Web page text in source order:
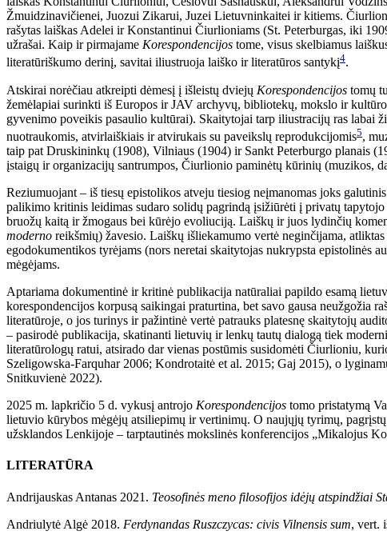
Žmuidzinavičienei, Juozui Zikarui, Juzei Lietuvninkaitei ir kitiems.
rašytas laiškas Adelei ir Konstantinui Čiurlioniams (St. Peterburgas, iki
užrašai. Kaip ir pirmajame Korespondencijos tome, visus skelbiamus
literatūriškumo derinį, savitai iliustruoja laiško ir literatūros santykį4.
Atskirai norėčiau atkreipti dėmesį į išleistų dviejų Korespondencijos tomų
žemėlapiai surinkti iš Europos ir JAV archyvų, bibliotekų, mokslo ir
gyvenimo poveikis pasaulio kultūrai). Skaitytojai tarp iliustracijų ras labai
nuotraukomis, atvirlaiškiais ir atvirukais su paveikslų reprodukcijomis5,
taip pat Druskininkų (1908), Vilniaus (1904) ir Sankt Peterburgo planais
įstaigų ir organizacijų santrumpos, Čiurlionio paminėtų kūrinių (muzikos,
Reziumuojant – iš tiesų epistolikos atveju tiesiog neįmanomas joks
palikimo kritinis leidimas sudaro solidų pagrindą įsižiūrėti į privatų
bruožų kaitą ir žmogaus bei kūrėjo evoliuciją. Laiškų ir juos lydinčių
moderno reikšmių) žavesio. Laiškų išliekamumo vertė neginčijama,
egodokumentikos tyrėjams (nors neretai skaitytojas nukrypsta
mėgėjams.
Aptariama dokumentinė ir kritinė publikacija natūraliai papildo esamą
korespondencijos korpusą saikingai praturtina, bet savo gausa neužgožia
literatūroje, o jos turinys ir pažintinė vertė patrauks platesnę skaitytojų
– pasirodė publikacija, skatinanti lietuvių ir lenkų tautų dialogą tiek
literatūrologų ratui, atsirado dar vienas postūmis susidomėti Čiurlioniu,
Szeligowska-Farquhar 2006; Kondrotaitė et al. 2015; Gaj 2015), o
Snitkuvienė 2022).
2025 m. lapkričio 5 d. vykusį antrojo Korespondencijos tomo pristatymą
lietuvio kūrybos mėgėjų atsiliepimų ir vertinimų. O naujųjų tyrimų,
užsklandos Lenkijoje – tarptautinės mokslinės konferencijos „Mikalojus
LITERATŪRA
Andrijauskas Antanas 2021. Teosofinės meno filosofijos idėjų atspindžiai
Andriulytė Algė 2018. Ferdynandas Ruszczycas: civis Vilnensis sum, vert.